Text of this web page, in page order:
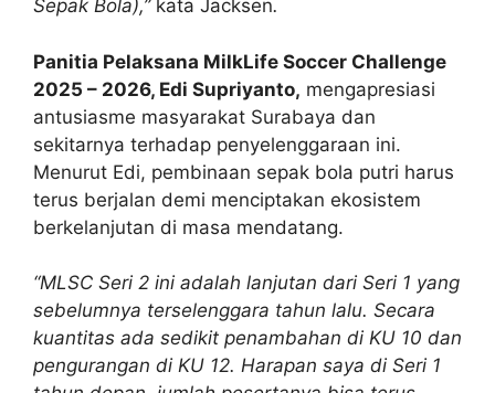
Sepak Bola),” kata Jacksen.
Panitia Pelaksana MilkLife Soccer Challenge
2025 – 2026, Edi Supriyanto, mengapresiasi
antusiasme masyarakat Surabaya dan
sekitarnya terhadap penyelenggaraan ini.
Menurut Edi, pembinaan sepak bola putri harus
terus berjalan demi menciptakan ekosistem
berkelanjutan di masa mendatang.
“MLSC Seri 2 ini adalah lanjutan dari Seri 1 yang
sebelumnya terselenggara tahun lalu. Secara
kuantitas ada sedikit penambahan di KU 10 dan
pengurangan di KU 12. Harapan saya di Seri 1